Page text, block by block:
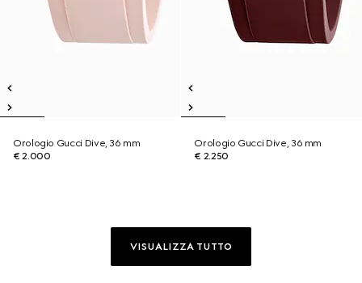
Orologio Gucci Dive, 36 mm
€ 2.000
Orologio Gucci Dive, 36 mm
€ 2.250
VISUALIZZA TUTTO